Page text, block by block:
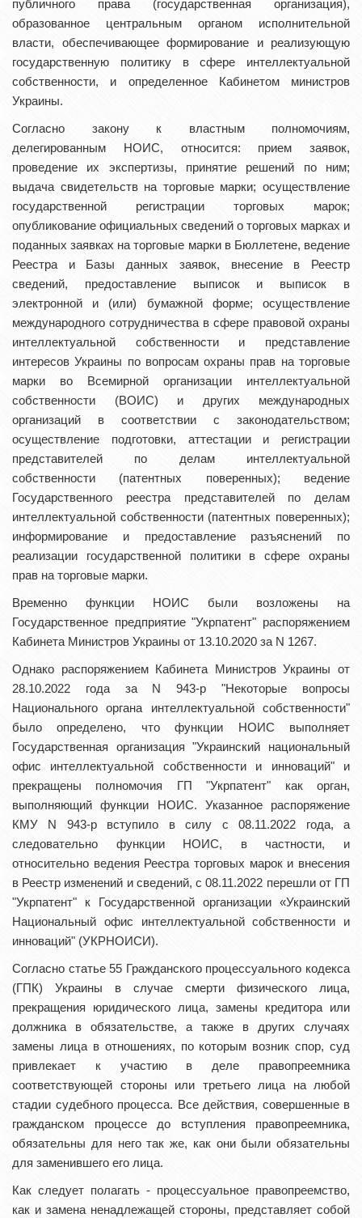
публичного права (государственная организация),
образованное центральным органом исполнительной
власти, обеспечивающее формирование и реализующую
государственную политику в сфере интеллектуальной
собственности, и определенное Кабинетом министров
Украины.
Согласно закону к властным полномочиям,
делегированным НОИС, относится: прием заявок,
проведение их экспертизы, принятие решений по ним;
выдача свидетельств на торговые марки; осуществление
государственной регистрации торговых марок;
опубликование официальных сведений о торговых марках и
поданных заявках на торговые марки в Бюллетене, ведение
Реестра и Базы данных заявок, внесение в Реестр
сведений, предоставление выписок и выписок в
электронной и (или) бумажной форме; осуществление
международного сотрудничества в сфере правовой охраны
интеллектуальной собственности и представление
интересов Украины по вопросам охраны прав на торговые
марки во Всемирной организации интеллектуальной
собственности (ВОИС) и других международных
организаций в соответствии с законодательством;
осуществление подготовки, аттестации и регистрации
представителей по делам интеллектуальной
собственности (патентных поверенных); ведение
Государственного реестра представителей по делам
интеллектуальной собственности (патентных поверенных);
информирование и предоставление разъяснений по
реализации государственной политики в сфере охраны
прав на торговые марки.
Временно функции НОИС были возложены на
Государственное предприятие "Укрпатент" распоряжением
Кабинета Министров Украины от 13.10.2020 за N 1267.
Однако распоряжением Кабинета Министров Украины от
28.10.2022 года за N 943-р "Некоторые вопросы
Национального органа интеллектуальной собственности"
было определено, что функции НОИС выполняет
Государственная организация "Украинский национальный
офис интеллектуальной собственности и инноваций" и
прекращены полномочия ГП "Укрпатент" как орган,
выполняющий функции НОИС. Указанное распоряжение
КМУ N 943-р вступило в силу с 08.11.2022 года, а
следовательно функции НОИС, в частности, и
относительно ведения Реестра торговых марок и внесения
в Реестр изменений и сведений, с 08.11.2022 перешли от ГП
"Укрпатент" к Государственной организации «Украинский
Национальный офис интеллектуальной собственности и
инноваций" (УКРНОИСИ).
Согласно статье 55 Гражданского процессуального кодекса
(ГПК) Украины в случае смерти физического лица,
прекращения юридического лица, замены кредитора или
должника в обязательстве, а также в других случаях
замены лица в отношениях, по которым возник спор, суд
привлекает к участию в деле правопреемника
соответствующей стороны или третьего лица на любой
стадии судебного процесса. Все действия, совершенные в
гражданском процессе до вступления правопреемника,
обязательны для него так же, как они были обязательны
для заменившего его лица.
Как следует полагать - процессуальное правопреемство,
как и замена ненадлежащей стороны, представляет собой